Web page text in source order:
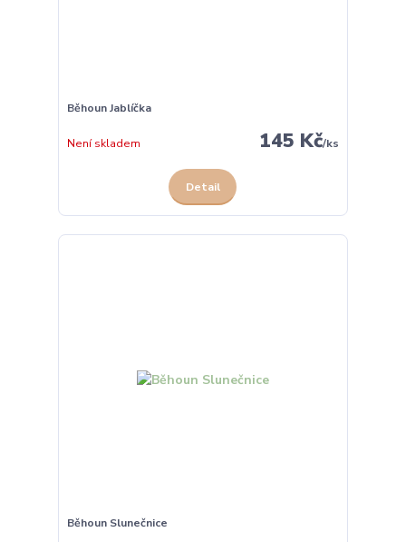
Běhoun Jablíčka
145 Kč/ks
Není skladem
Detail
Běhoun Slunečnice